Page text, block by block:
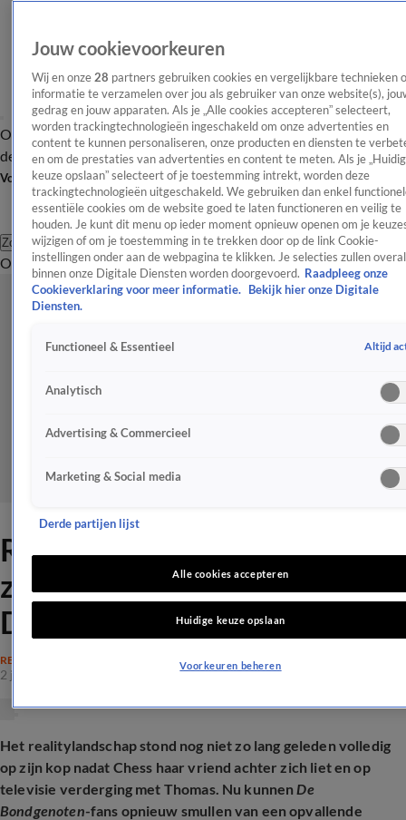
OverzichtAfleveringen Entertainment TV Algemeen
Tip
de redactieNieuwsbrief
Volg Shownieuws
Zoeken
OverzichtEntertainmentSpraakmakendRealityCrimeVideo's
Relatie van Anouk aan een
zijden draadje: vertrekt ze uit
De Bondgenoten?
REALITY
2 juli 2026, 22:33
Het realitylandschap stond nog niet zo lang geleden volledig
op zijn kop nadat Chess haar vriend achter zich liet en op
televisie verderging met Thomas. Nu kunnenDe
Bondgenoten-fans opnieuw smullen van een opvallende
Jouw cookievoorkeuren
Wij en onze 28 partners gebruiken cookies en vergelijkbare technieken
informatie te verzamelen over jou als gebruiker van onze website(s),
gedrag en jouw apparaten. Als je „Alle cookies accepteren” selecteert,
worden trackingtechnologieën ingeschakeld om onze advertenties en
content te kunnen personaliseren, onze producten en diensten te
en om de prestaties van advertenties en content te meten. Als je
keuze opslaan” selecteert of je toestemming intrekt, worden deze
trackingtechnologieën uitgeschakeld. We gebruiken dan enkel
essentiële cookies om de website goed te laten functioneren en veilig te
houden. Je kunt dit menu op ieder moment opnieuw openen om je
wijzigen of om je toestemming in te trekken door op de link Cookie-
instellingen onder aan de webpagina te klikken. Je selecties zullen overal
binnen onze Digitale Diensten worden doorgevoerd. Raadpleeg onze
Cookieverklaring voor meer informatie.
Bekijk hier onze Digitale
Diensten.
Functioneel & Essentieel Altijd
Analytisch
Advertising & Commercieel
Marketing & Social media
Derde partijen lijst
Alle cookies accepteren
Huidige keuze opslaan
Voorkeuren beheren